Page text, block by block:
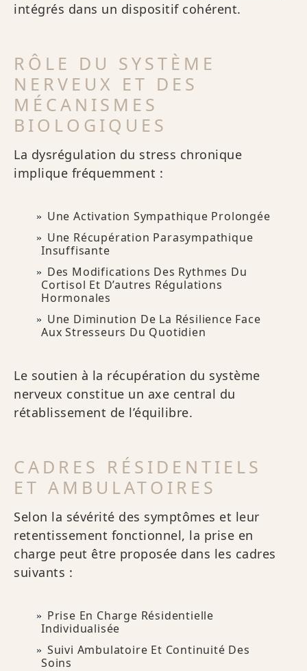
intégrés dans un dispositif cohérent.
RÔLE DU SYSTÈME
NERVEUX ET DES
MÉCANISMES
BIOLOGIQUES
La dysrégulation du stress chronique
implique fréquemment :
Une Activation Sympathique Prolongée
Une Récupération Parasympathique
Insuffisante
Des Modifications Des Rythmes Du
Cortisol Et D’autres Régulations
Hormonales
Une Diminution De La Résilience Face
Aux Stresseurs Du Quotidien
Le soutien à la récupération du système
nerveux constitue un axe central du
rétablissement de l’équilibre.
CADRES RÉSIDENTIELS
ET AMBULATOIRES
Selon la sévérité des symptômes et leur
retentissement fonctionnel, la prise en
charge peut être proposée dans les cadres
suivants :
Prise En Charge Résidentielle
Individualisée
Suivi Ambulatoire Et Continuité Des
Soins